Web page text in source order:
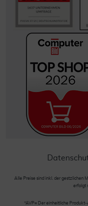
Alle Preise sind inkl. der gestzlichen
erfolgt
*AVP= Der einheitliche